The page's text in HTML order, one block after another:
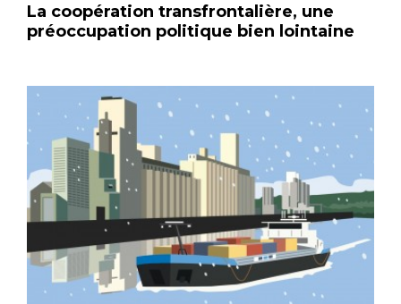
La coopération transfrontalière, une
préoccupation politique bien lointaine